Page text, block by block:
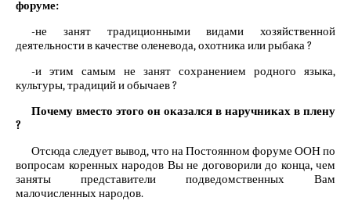
форуме:
-не занят традиционными видами хозяйственной
деятельности в качестве оленевода, охотника или рыбака ?
-и этим самым не занят сохранением родного языка,
культуры, традиций и обычаев ?
Почему вместо этого он оказался в наручниках в плену
?
Отсюда следует вывод, что на Постоянном форуме ООН по
вопросам коренных народов Вы не договорили до конца, чем
заняты представители подведомственных Вам
малочисленных народов.